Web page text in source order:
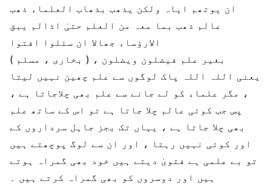
ان یوتھم ایاہ ولکن یذھب بذھاب العلماء ذھب
عالم ذھب بما معہ من العلم حتیٰ اذالم یبق
بغیر علم فیضلون ویضلون ، ( بخاری ، مسلم )
یعنی اللہ اللہ پاک لوگوں سے علم چھین نہیں لیتا
، مگر علماء کو لے جانے سے علم بھی چلاجاتا ہے ،
پس جب کوئی عالم چلا جاتا ہے تو اس کے ساتھ علم
بھی چلا جاتا ہے ، یہاں تک بجز جاہل سرداروں کے
اور کوئی نہیں رہتا ، اور ان سے لوگ پوچھتے ہیں
تو بے علمی ہے فتویٰ دیتے ہیں خود بھی گمراہ ہوتے
ہیں اور دوسروں کو بھی گمراہ کرتے ہیں ۔